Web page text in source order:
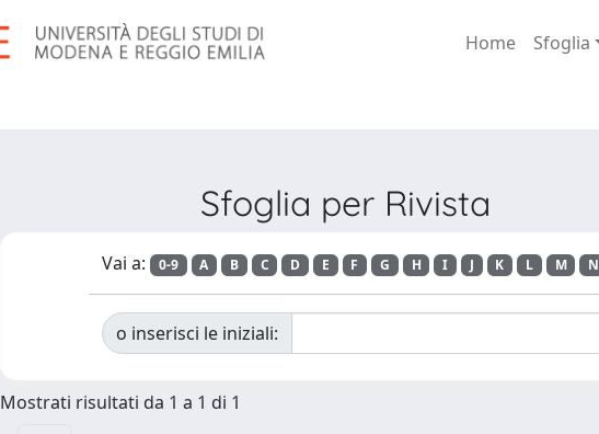
Home Sfoglia
Sfoglia per Rivista
Vai a: 0-9 A B C D E F G H I J K L M N
o inserisci le iniziali:
Mostrati risultati da 1 a 1 di 1